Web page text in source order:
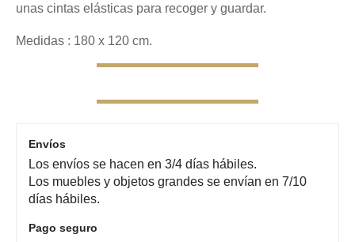
unas cintas elásticas para recoger y guardar.
Medidas : 180 x 120 cm.
Envíos
Los envíos se hacen en 3/4 días hábiles.
Los muebles y objetos grandes se envían en 7/10
días hábiles.
Pago seguro